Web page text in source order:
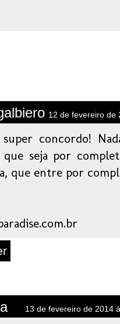
12 de fevereiro de
concordo!
que seja por
que entre por
13 de fevereiro de 2014